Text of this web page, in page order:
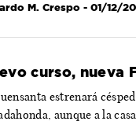
M. Crespo - 01/12/
curso, nueva
estrenará
aunque a la